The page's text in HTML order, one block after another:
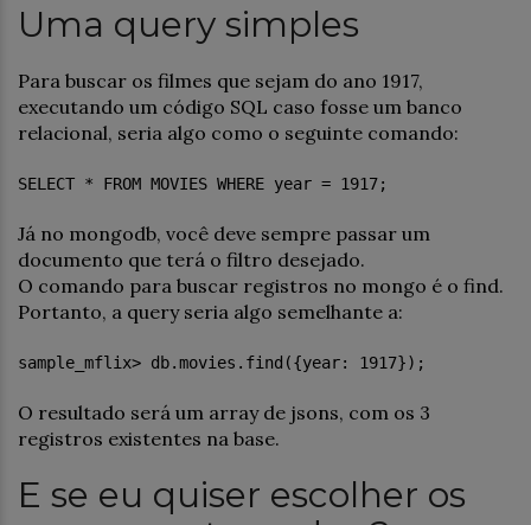
Uma query simples
Para buscar os filmes que sejam do ano 1917,
executando um código SQL caso fosse um banco
relacional, seria algo como o seguinte comando:
SELECT * FROM MOVIES WHERE year = 1917;
Já no mongodb, você deve sempre passar um
documento que terá o filtro desejado.
O comando para buscar registros no mongo é o find.
Portanto, a query seria algo semelhante a:
sample_mflix> db.movies.find({year: 1917});
O resultado será um array de jsons, com os 3
registros existentes na base.
E se eu quiser escolher os